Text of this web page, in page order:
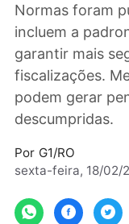
Normas foram
incluem a
garantir mais
fiscalizações.
podem gerar
descumpridas.
sexta-feira, 18/